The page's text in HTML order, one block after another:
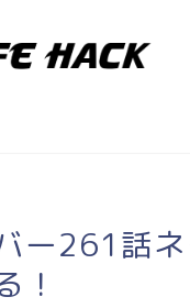
ー261話
！